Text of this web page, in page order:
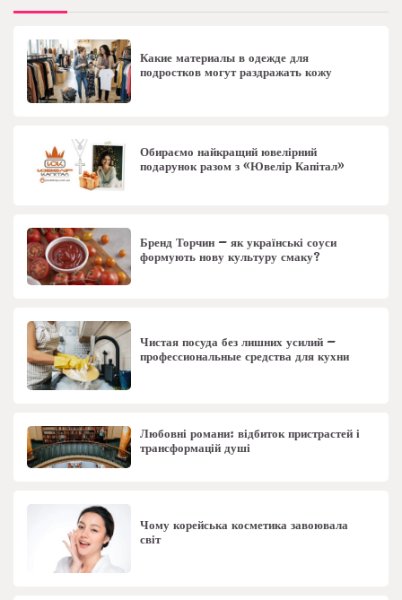
Какие материалы в одежде для
подростков могут раздражать кожу
Обираємо найкращий ювелірний
подарунок разом з «Ювелір Капітал»
Бренд Торчин – як українські соуси
формують нову культуру смаку?
Чистая посуда без лишних усилий –
профессиональные средства для кухни
Любовні романи: відбиток пристрастей і
трансформацій душі
Чому корейська косметика завоювала
світ